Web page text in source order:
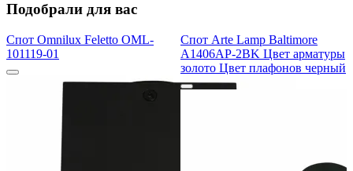
Подобрали для вас
Спот Omnilux Feletto OML-
101119-01
Спот Arte Lamp Baltimore
A1406AP-2BK Цвет арматуры
золото Цвет плафонов черный